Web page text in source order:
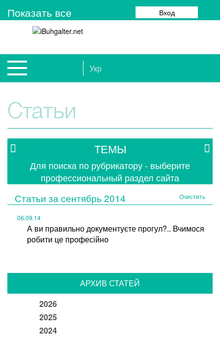
Показать все Вход
Укр
Статьи
ТЕМЫ
Для поиска по рубрикатору - выберите
профессиональный раздел сайта
Статьи за сентябрь 2014 Очистить
06.09.14
А ви правильно документуєте прогул?.. Вчимося
робити це професійно
АРХИВ СТАТЕЙ
2026
2025
2024